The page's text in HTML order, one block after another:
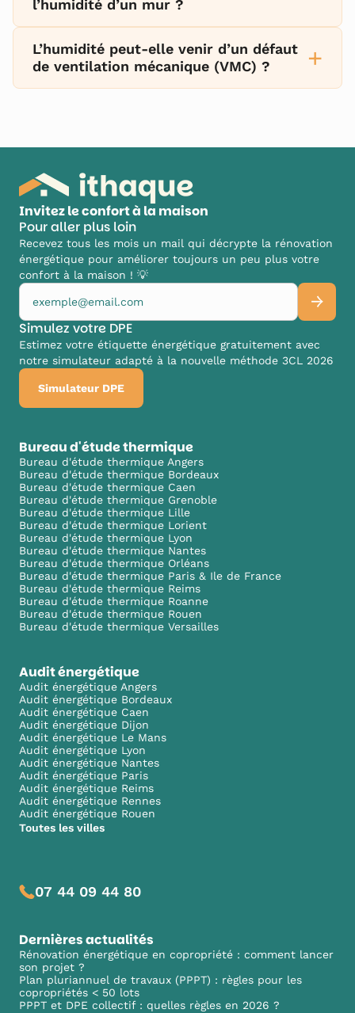
l’humidité d’un mur ?
L’humidité peut-elle venir d’un défaut
de ventilation mécanique (VMC) ?
+
Invitez le confort à la maison
Pour aller plus loin
Recevez tous les mois un mail qui décrypte la rénovation
énergétique pour améliorer toujours un peu plus votre
confort à la maison ! 💡
Simulez votre DPE
Estimez votre étiquette énergétique gratuitement avec
notre simulateur adapté à la nouvelle méthode 3CL 2026
Simulateur DPE
Bureau d'étude thermique
Bureau d'étude thermique Angers
Bureau d'étude thermique Bordeaux
Bureau d'étude thermique Caen
Bureau d'étude thermique Grenoble
Bureau d'étude thermique Lille
Bureau d'étude thermique Lorient
Bureau d'étude thermique Lyon
Bureau d'étude thermique Nantes
Bureau d'étude thermique Orléans
Bureau d'étude thermique Paris & Ile de France
Bureau d'étude thermique Reims
Bureau d'étude thermique Roanne
Bureau d'étude thermique Rouen
Bureau d'étude thermique Versailles
Audit énergétique
Audit énergétique Angers
Audit énergétique Bordeaux
Audit énergétique Caen
Audit énergétique Dijon
Audit énergétique Le Mans
Audit énergétique Lyon
Audit énergétique Nantes
Audit énergétique Paris
Audit énergétique Reims
Audit énergétique Rennes
Audit énergétique Rouen
Toutes les villes
07 44 09 44 80
Dernières actualités
Rénovation énergétique en copropriété : comment lancer
son projet ?
Plan pluriannuel de travaux (PPPT) : règles pour les
copropriétés < 50 lots
PPPT et DPE collectif : quelles règles en 2026 ?